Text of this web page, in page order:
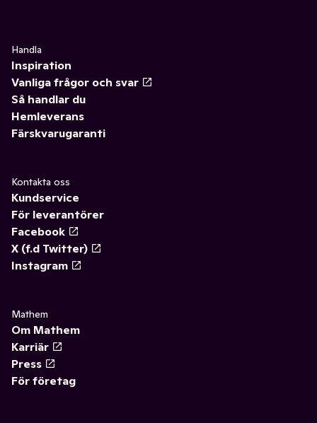
Handla
Inspiration
Vanliga frågor och svar
Så handlar du
Hemleverans
Färskvarugaranti
Kontakta oss
Kundservice
För leverantörer
Facebook
X (f.d Twitter)
Instagram
Mathem
Om Mathem
Karriär
Press
För företag